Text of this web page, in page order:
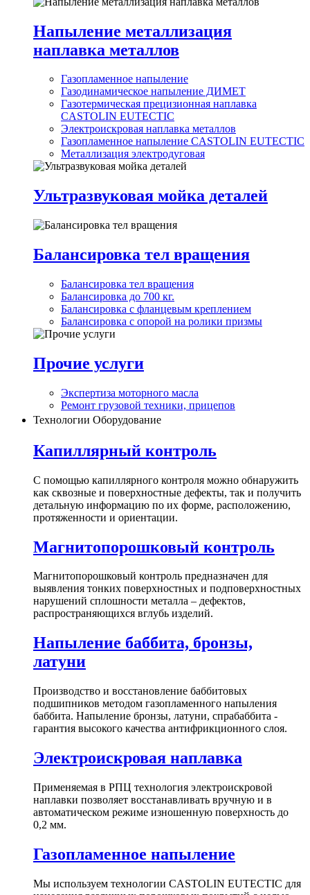
Напыление металлизация
наплавка металлов
Газопламенное напыление
Газодинамическое напыление ДИМЕТ
Газотермическая прецизионная наплавка
CASTOLIN EUTECTIC
Электроискровая наплавка металлов
Газопламенное напыление CASTOLIN EUTECTIC
Металлизация электродуговая
Ультразвуковая мойка деталей
Балансировка тел вращения
Балансировка тел вращения
Балансировка до 700 кг.
Балансировка с фланцевым креплением
Балансировка с опорой на ролики призмы
Прочие услуги
Экспертиза моторного масла
Ремонт грузовой техники, прицепов
Технологии Оборудование
Капиллярный контроль
С помощью капиллярного контроля можно обнаружить
как сквозные и поверхностные дефекты, так и получить
детальную информацию по их форме, расположению,
протяженности и ориентации.
Магнитопорошковый контроль
Магнитопорошковый контроль предназначен для
выявления тонких поверхностных и подповерхностных
нарушений сплошности металла – дефектов,
распространяющихся вглубь изделий.
Напыление баббита, бронзы,
латуни
Производство и восстановление баббитовых
подшипников методом газопламенного напыления
баббита. Напыление бронзы, латуни, спрабаббита -
гарантия высокого качества антифрикционного слоя.
Электроискровая наплавка
Применяемая в РПЦ технология электроискровой
наплавки позволяет восстанавливать вручную и в
автоматическом режиме изношенную поверхность до
0,2 мм.
Газопламенное напыление
Мы используем технологии CASTOLIN EUTECTIC для